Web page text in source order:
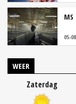
05-
WEER
Zaterdag